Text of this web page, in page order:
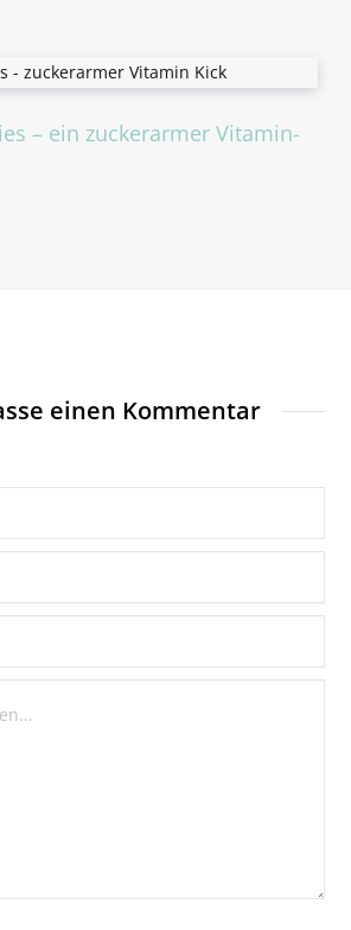
– ein zuckerarmer Vitamin-
einen Kommentar